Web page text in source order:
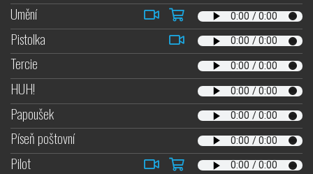
Umění
Pistolka
Tercie
HUH!
Papoušek
Píseň poštovní
Pilot